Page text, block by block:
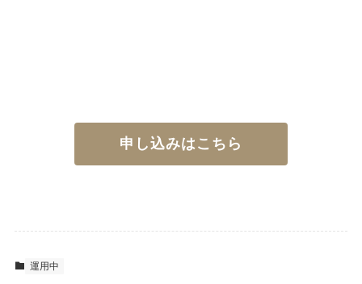
申し込みはこちら
運用中